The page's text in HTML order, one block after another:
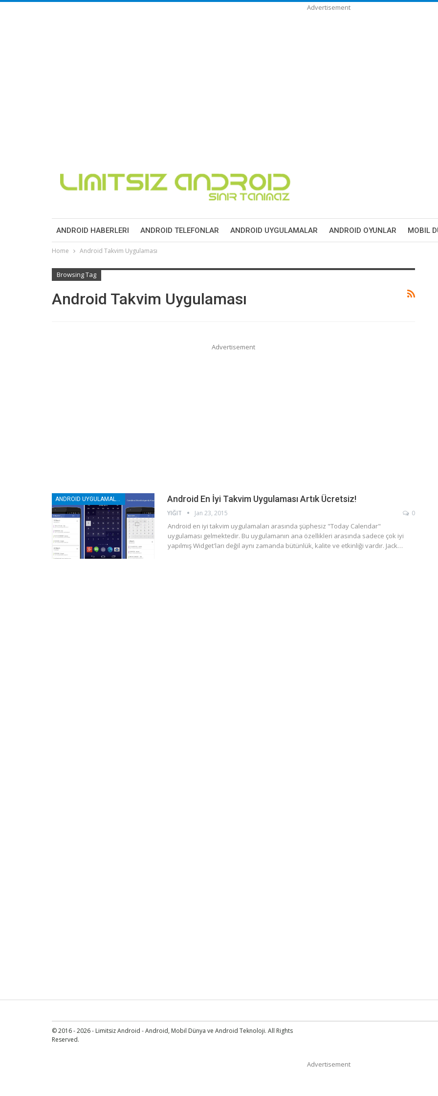
Advertisement
ANDROID HABERLERI ANDROID TELEFONLAR ANDROID UYGULAMALAR ANDROID OYUNLAR MOBIL
Home Android Takvim Uygulaması
Browsing Tag
Android Takvim Uygulaması
Advertisement
Android En İyi Takvim Uygulaması Artık Ücretsiz!
YIĞIT Jan 23, 2015 0
Android en iyi takvim uygulamaları arasında şüphesiz "Today Calendar"
uygulaması gelmektedir. Bu uygulamanın ana özellikleri arasında sadece çok iyi
yapılmış Widget'ları değil aynı zamanda bütünlük, kalite ve etkinliği vardır. Jack…
© 2016 - 2026 - Limitsiz Android - Android, Mobil Dünya ve Android Teknoloji. All Rights
Reserved.
Advertisement